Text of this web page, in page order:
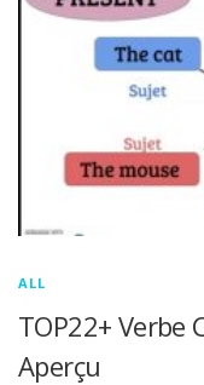
ALL
TOP22+ Verbe
Aperçu